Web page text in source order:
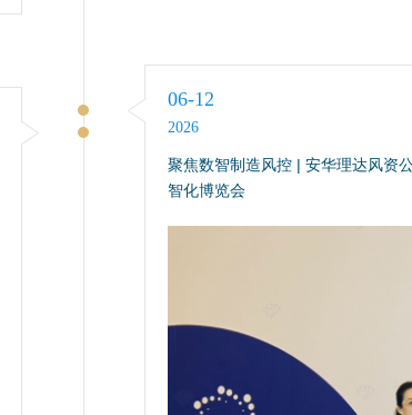
06-12
2026
聚焦数智制造风控 | 安华理达风资
智化博览会